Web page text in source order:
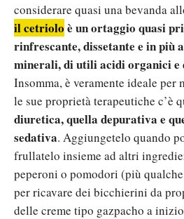
considerare quasi una bevanda
il cetriolo è un ortaggio quasi
rinfrescante, dissetante e in più
minerali, di utili acidi organici e
Insomma, è veramente ideale per
le sue proprietà terapeutiche c’è
diuretica, quella depurativa e
sedativa. Aggiungetelo quando
frullatelo insieme ad altri
peperoni o pomodori (più
per ricavare dei bicchierini da
delle creme tipo gazpacho a